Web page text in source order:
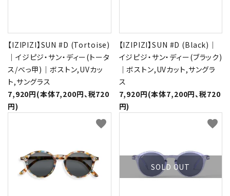
【IZIPIZI】SUN #D (Tortoise)
｜イジピジ・サン・ディー(トータ
ス/べっ甲)｜ボストン,UVカッ
ト,サングラス
7,920円(本体7,200円、税720
円)
【IZIPIZI】SUN #D (Black)｜
イジピジ・サン・ディー(ブラック)
｜ボストン,UVカット,サングラ
ス
7,920円(本体7,200円、税720
円)
favorite
SOLD OUT
favorite